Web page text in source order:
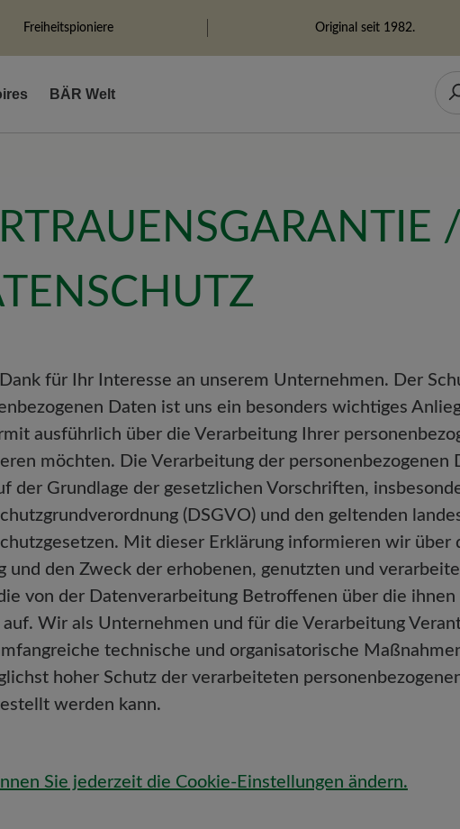
Freiheitspioniere Original seit 1982.
BÄR Welt
/
für Ihr Interesse an unserem Unternehmen. Der
Daten ist uns ein besonders wichtiges
ausführlich über die Verarbeitung Ihrer
möchten. Die Verarbeitung der personenbezogenen
der Grundlage der gesetzlichen Vorschriften,
(DSGVO) und den geltenden
Mit dieser Erklärung informieren wir über
und den Zweck der erhobenen, genutzten und
von der Datenverarbeitung Betroffenen über die ihnen
auf. Wir als Unternehmen und für die Verarbeitung
technische und organisatorische
hoher Schutz der verarbeiteten
werden kann.
Sie jederzeit die Cookie-Einstellungen ändern.